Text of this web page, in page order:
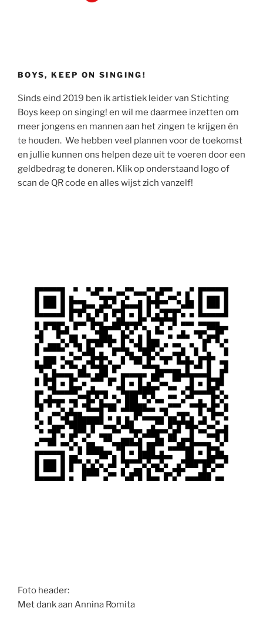
BOYS, KEEP ON SINGING!
Sinds eind 2019 ben ik artistiek leider van Stichting
Boys keep on singing! en wil me daarmee inzetten om
meer jongens en mannen aan het zingen te krijgen én
te houden. We hebben veel plannen voor de toekomst
en jullie kunnen ons helpen deze uit te voeren door een
geldbedrag te doneren. Klik op onderstaand logo of
scan de QR code en alles wijst zich vanzelf!
Foto header:
Met dank aan Annina Romita